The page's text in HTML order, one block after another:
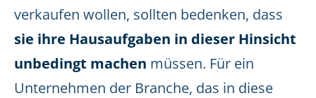
verkaufen wollen, sollten bedenken, dass
sie ihre Hausaufgaben in dieser Hinsicht
unbedingt machen müssen. Für ein
Unternehmen der Branche, das in diese